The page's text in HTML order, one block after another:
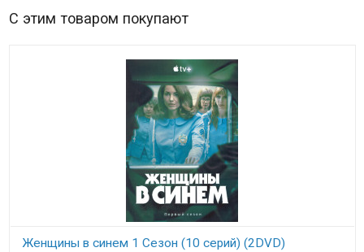
С этим товаром покупают
Женщины в синем 1 Сезон (10 серий) (2DVD)